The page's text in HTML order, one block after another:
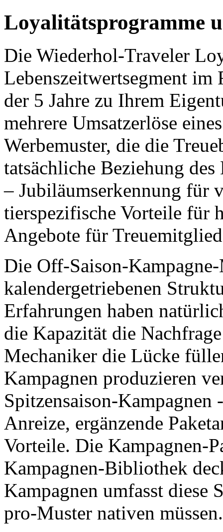
Loyalitätsprogramme
Die Wiederhol-Traveler
Lebenszeitwertsegment im
der 5 Jahre zu Ihrem
mehrere Umsatzerlöse
Werbemuster, die die
tatsächliche Beziehung
– Jubiläumserkennung für
tierspezifische Vorteile für
Angebote für
Die Off-Saison-
kalendergetriebenen
Erfahrungen haben
die Kapazität die
Mechaniker die Lücke
Kampagnen produzieren
Spitzensaison-
Anreize, ergänzende
Vorteile. Die Kampagnen-
Kampagnen-Bibliothek
Kampagnen umfasst diese
pro-Muster nativen müssen.